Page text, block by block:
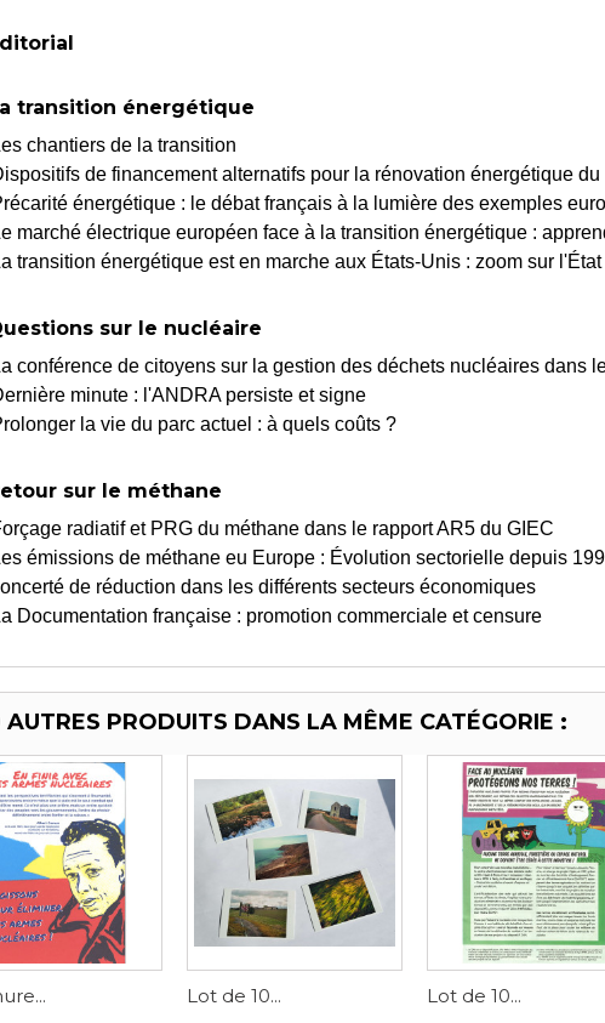
transition énergétique
chantiers de la transition
de financement alternatifs pour la rénovation énergétique du
énergétique : le débat français à la lumière des exemples
marché électrique européen face à la transition énergétique :
transition énergétique est en marche aux États-Unis : zoom sur
sur le nucléaire
conférence de citoyens sur la gestion des déchets nucléaires dans
minute : l'ANDRA persiste et signe
la vie du parc actuel : à quels coûts ?
sur le méthane
radiatif et PRG du méthane dans le rapport AR5 du GIEC
émissions de méthane eu Europe : Évolution sectorielle depuis
de réduction dans les différents secteurs économiques
Documentation française : promotion commerciale et censure
PRODUITS DANS LA MÊME CATÉGORIE :
Lot de 10... Lot de 10...